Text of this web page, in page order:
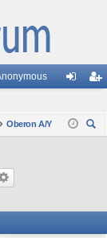
д ис
Oberon A/Y